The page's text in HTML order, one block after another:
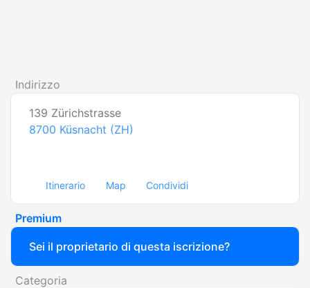
Indirizzo
139 Zürichstrasse
8700 Küsnacht (ZH)
Itinerario Map Condividi
Premium
Sei il proprietario di questa iscrizione?
Categoria